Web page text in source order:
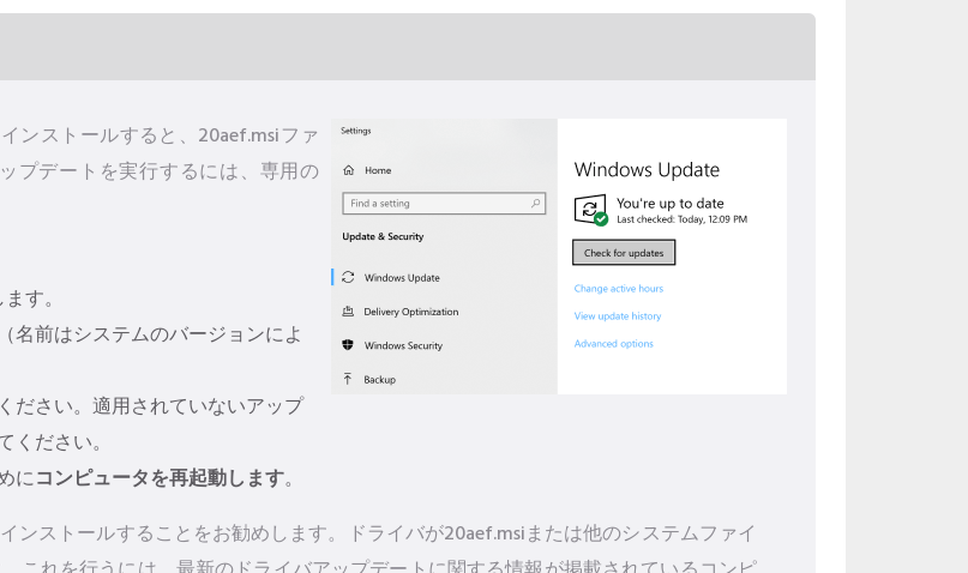
ンストールすると、20aef.msiファ
プデートを実行するには、専用の
す。
名前はシステムのバージョンによ
ださい。適用されていないアップ
ください。
にコンピュータを再起動します。
ンストールすることをお勧めします。ドライバが20aef.msiまたは他のシステムファイ